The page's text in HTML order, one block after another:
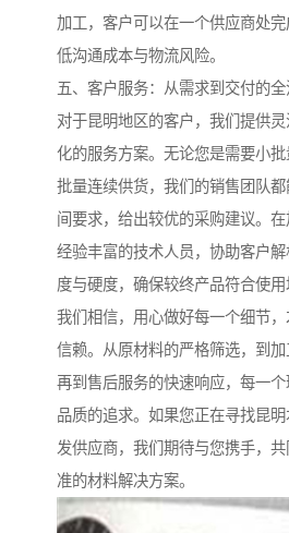
加工，客户可以在一个供应商处
低沟通成本与物流风险。
五、客户服务：从需求到交付的
对于昆明地区的客户，我们提供
化的服务方案。无论您是需要小
批量连续供货，我们的销售团队
间要求，给出较优的采购建议。
经验丰富的技术人员，协助客户
度与硬度，确保较终产品符合使用
我们相信，用心做好每一个细节
信赖。从原材料的严格筛选，到加
再到售后服务的快速响应，每一
品质的追求。如果您正在寻找昆
发供应商，我们期待与您携手，
准的材料解决方案。